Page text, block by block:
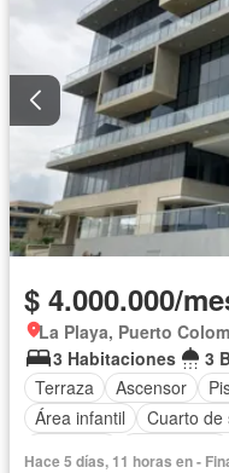
$ 4.000.000/
La Playa, Puerto
3 Habitaciones
3
Terraza
Ascensor
Área infantil
Cuarto de
Hace 5 días, 11 horas en -